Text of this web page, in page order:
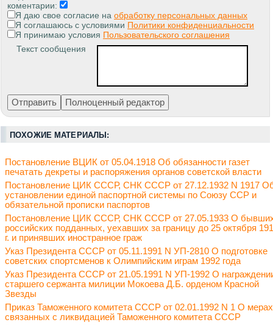
коментарии:
Я даю свое согласие на обработку персональных данных
Я соглашаюсь с условиями Политики конфиденциальности
Я принимаю условия Пользовательского соглашения
Текст сообщения
ПОХОЖИЕ МАТЕРИАЛЫ:
Постановление ВЦИК от 05.04.1918 Об обязанности газет
печатать декреты и распоряжения органов советской власти
Постановление ЦИК СССР, СНК СССР от 27.12.1932 N 1917
установлении единой паспортной системы по Союзу ССР и
обязательной прописки паспортов
Постановление ЦИК СССР, СНК СССР от 27.05.1933 О
российских подданных, уехавших за границу до 25 октября
г. и принявших иностранное граж
Указ Президента СССР от 05.11.1991 N УП-2810 О подготовке
советских спортсменов к Олимпийским играм 1992 года
Указ Президента СССР от 21.05.1991 N УП-1992 О
старшего сержанта милиции Мокоева Д.Б. орденом Красной
Звезды
Приказ Таможенного комитета СССР от 02.01.1992 N 1 О
связанных с ликвидацией Таможенного комитета СССР